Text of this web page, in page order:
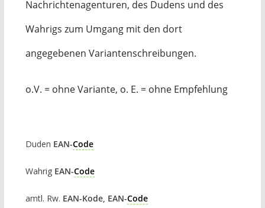
Nachrichtenagenturen, des Dudens und des
Wahrigs zum Umgang mit den dort
angegebenen Variantenschreibungen.
o.V. = ohne Variante, o. E. = ohne Empfehlung
Duden EAN-Code
Wahrig EAN-Code
amtl. Rw. EAN-Kode, EAN-Code